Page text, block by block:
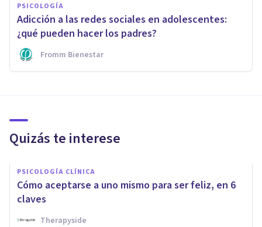
PSICOLOGÍA
Adicción a las redes sociales en adolescentes:
¿qué pueden hacer los padres?
Fromm Bienestar
Quizás te interese
PSICOLOGÍA CLÍNICA
Cómo aceptarse a uno mismo para ser feliz, en 6
claves
Therapyside